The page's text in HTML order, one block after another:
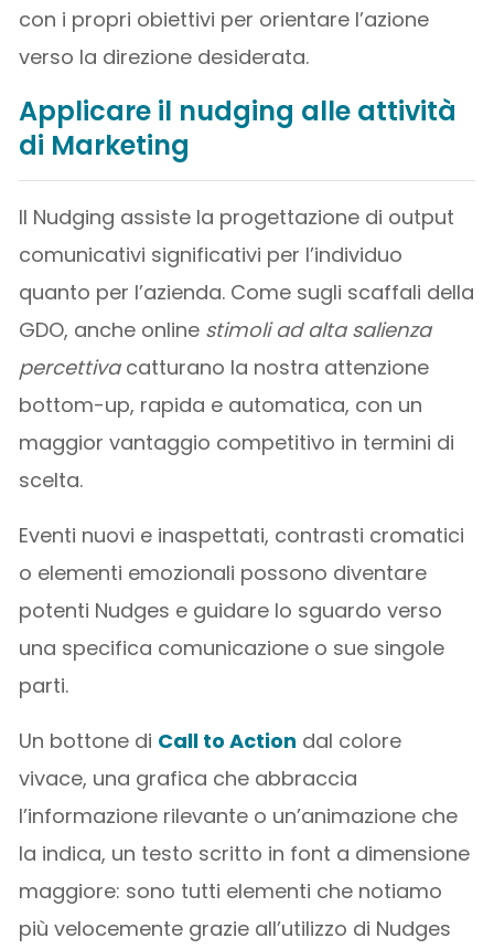
con i propri obiettivi per orientare l’azione
verso la direzione desiderata.
Applicare il nudging alle attività
di Marketing
Il Nudging assiste la progettazione di output
comunicativi significativi per l’individuo
quanto per l’azienda. Come sugli scaffali della
GDO, anche online stimoli ad alta salienza
percettivacatturano la nostra attenzione
bottom-up, rapida e automatica, con un
maggior vantaggio competitivo in termini di
scelta.
Eventi nuovi e inaspettati, contrasti cromatici
o elementi emozionali possono diventare
potenti Nudges e guidare lo sguardo verso
una specifica comunicazione o sue singole
parti.
Un bottone di Call to Action dal colore
vivace, una grafica che abbraccia
l’informazione rilevante o un’animazione che
la indica, un testo scritto in font a dimensione
maggiore: sono tutti elementi che notiamo
più velocemente grazie all’utilizzo di Nudges